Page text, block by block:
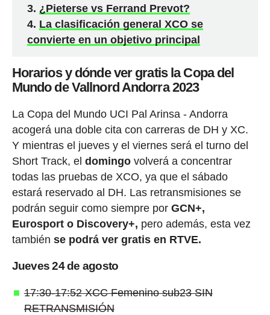
¿Pieterse vs Ferrand Prevot?
La clasificación general XCO se
convierte en un objetivo principal
Horarios y dónde ver gratis la Copa del
Mundo de Vallnord Andorra 2023
La Copa del Mundo UCI Pal Arinsa - Andorra
acogerá una doble cita con carreras de DH y XC.
Y mientras el jueves y el viernes será el turno del
Short Track, el domingo volverá a concentrar
todas las pruebas de XCO, ya que el sábado
estará reservado al DH. Las retransmisiones se
podrán seguir como siempre porGCN+,
Eurosport o Discovery+, pero además, esta vez
también se podrá ver gratis en RTVE.
Jueves 24 de agosto
17:30-17:52 XCC Femenino sub23 SIN
RETRANSMISIÓN